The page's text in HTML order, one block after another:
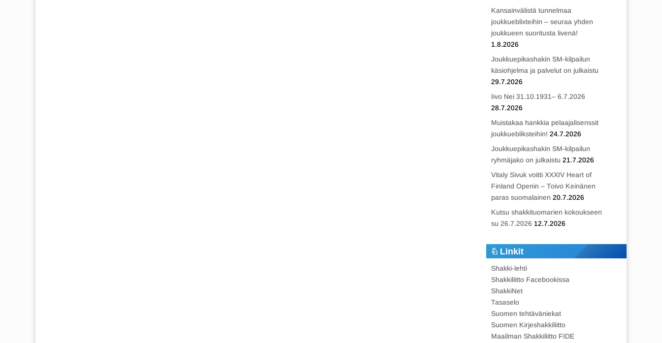
Kansainvälistä tunnelmaa
joukkueblixteihin – seuraa yhden
joukkueen suoritusta livenä!
1.8.2026
Joukkuepikashakin SM-kilpailun
käsiohjelma ja palvelut on julkaistu
29.7.2026
Iivo Nei 31.10.1931– 6.7.2026
28.7.2026
Muistakaa hankkia pelaajalisenssit
joukkuebliksteihin! 24.7.2026
Joukkuepikashakin SM-kilpailun
ryhmäjako on julkaistu 21.7.2026
Vitaly Sivuk voitti XXXIV Heart of
Finland Openin – Toivo Keinänen
paras suomalainen 20.7.2026
Kutsu shakkituomarien kokoukseen
su 26.7.2026 12.7.2026
Linkit
Shakki-lehti
Shakkiliitto Facebookissa
ShakkiNet
Tasaselo
Suomen tehtäväniekat
Suomen Kirjeshakkiliitto
Maailman Shakkiliitto FIDE